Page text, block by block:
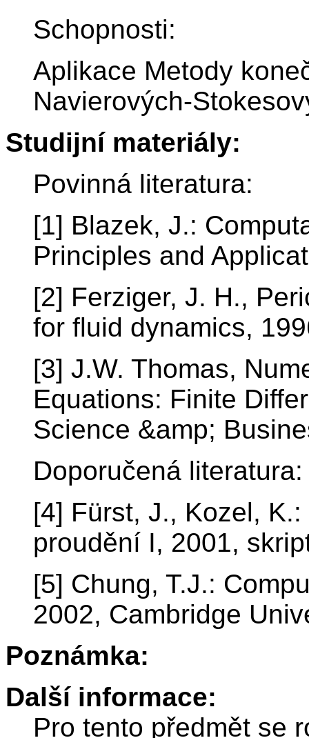
Schopnosti:
Aplikace Metody
Navierových-
Studijní materiály:
Povinná literatura:
[1] Blazek, J.:
Principles and
[2] Ferziger, J. H.,
for fluid dynamics,
[3] J.W. Thomas,
Equations: Finite
Science &amp;
Doporučená literatura:
[4] Fürst, J., Kozel,
proudění I, 2001,
[5] Chung, T.J.:
2002, Cambridge
Poznámka:
Další informace:
Pro tento předmět se